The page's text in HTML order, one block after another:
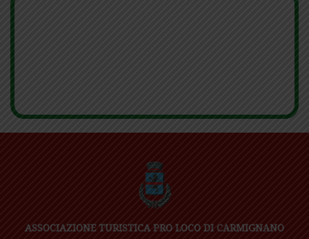
ASSOCIAZIONE TURISTICA PRO LOCO DI CARMIGNANO